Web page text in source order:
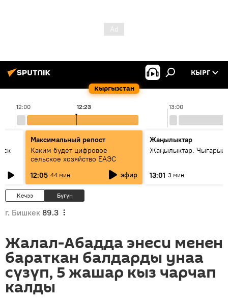
Кыргызстан
КЫРГ
12:00 13:00
12:23
Максимальный репост
Каким будет цифровое
сельское хозяйство ЕАЭС
12:05 44 мин эфир
Жаңылыктар
Жаңылыктар.
13:01 3 мин
Кечээ Бүгүн
г. Бишкек 89.3
Жалал-Абадда энеси менен
бараткан балдарды унаа
сүзүп, 5 жашар кыз чарчап
калды